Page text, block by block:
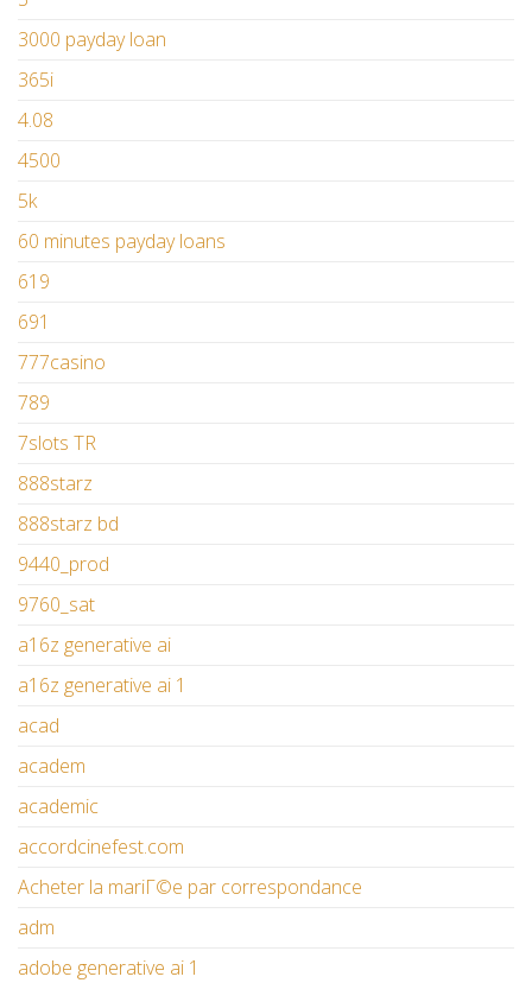
3000 payday loan
365i
4.08
4500
5k
60 minutes payday loans
619
691
777casino
789
7slots TR
888starz
888starz bd
9440_prod
9760_sat
a16z generative ai
a16z generative ai 1
acad
academ
academic
accordcinefest.com
Acheter la mariГ©e par correspondance
adm
adobe generative ai 1